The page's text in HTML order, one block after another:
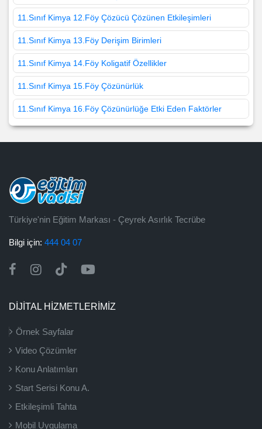
11.Sınıf Kimya 12.Föy Çözücü Çözünen Etkileşimleri
11.Sınıf Kimya 13.Föy Derişim Birimleri
11.Sınıf Kimya 14.Föy Koligatif Özellikler
11.Sınıf Kimya 15.Föy Çözünürlük
11.Sınıf Kimya 16.Föy Çözünürlüğe Etki Eden Faktörler
Türkiye'nin Eğitim Markası - Çeyrek Asırlık Tecrübe
Bilgi için: 444 04 07
DİJİTAL HİZMETLERİMİZ
Örnek Sayfalar
Video Çözümler
Konu Anlatımları
Start Serisi Konu A.
Etkileşimli Tahta
Mobil Uygulama